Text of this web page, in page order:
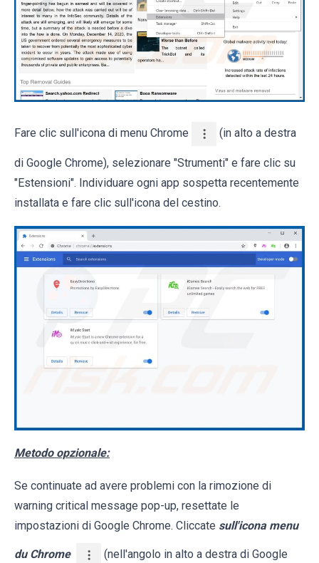
Fare clic sull'icona di menu Chrome (in alto a destra
di Google Chrome), selezionare "Strumenti" e fare clic su
"Estensioni". Individuare ogni app sospetta recentemente
installata e fare clic sull'icona del cestino.
Metodo opzionale:
Se continuate ad avere problemi con la rimozione di
warning critical message pop-up, resettate le
impostazioni di Google Chrome. Cliccate sull'icona menu
du Chrome (nell'angolo in alto a destra di Google